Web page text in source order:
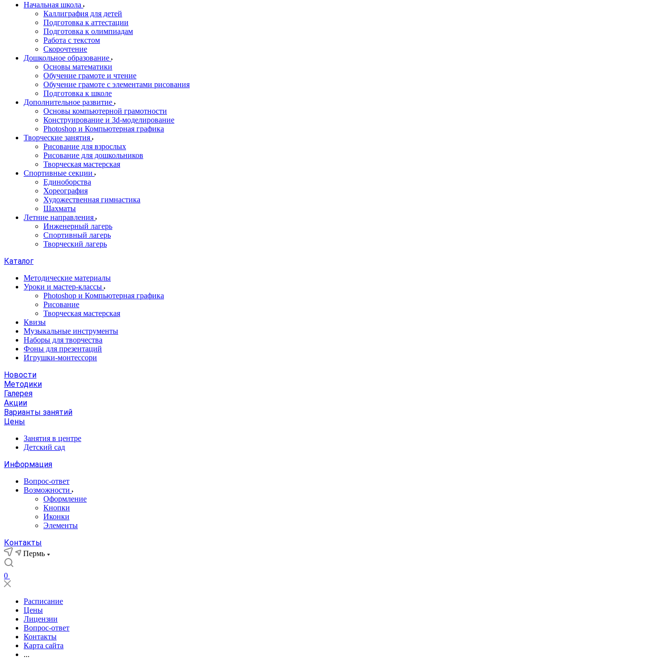
Начальная школа
Каллиграфия для детей
Подготовка к аттестации
Подготовка к олимпиадам
Работа с текстом
Скорочтение
Дошкольное образование
Основы математики
Обучение грамоте и чтение
Обучение грамоте с элементами рисования
Подготовка к школе
Дополнительное развитие
Основы компьютерной грамотности
Конструирование и 3d-моделирование
Photoshop и Компьютерная графика
Творческие занятия
Рисование для взрослых
Рисование для дошкольников
Творческая мастерская
Спортивные секции
Единоборства
Хореография
Художественная гимнастика
Шахматы
Летние направления
Инженерный лагерь
Спортивный лагерь
Творческий лагерь
Каталог
Методические материалы
Уроки и мастер-классы
Photoshop и Компьютерная графика
Рисование
Творческая мастерская
Квизы
Музыкальные инструменты
Наборы для творчества
Фоны для презентаций
Игрушки-монтессори
Новости
Методики
Галерея
Акции
Варианты занятий
Цены
Занятия в центре
Детский сад
Информация
Вопрос-ответ
Возможности
Оформление
Кнопки
Иконки
Элементы
Контакты
Пермь
0
Расписание
Цены
Лицензии
Вопрос-ответ
Контакты
Карта сайта
...